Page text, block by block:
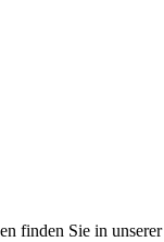
finden Sie in unserer